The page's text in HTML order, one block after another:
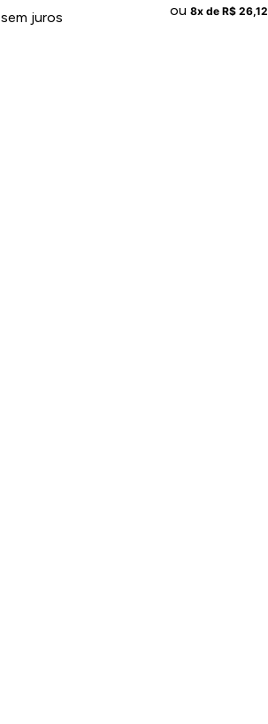
sem juros ou8x de R$ 26,12